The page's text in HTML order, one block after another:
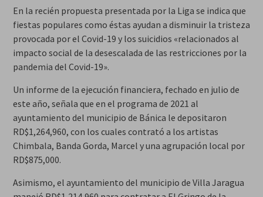
En la recién propuesta presentada por la Liga se indica que
fiestas populares como éstas ayudan a disminuir la tristeza
provocada por el Covid-19 y los suicidios «relacionados al
impacto social de la desescalada de las restricciones por la
pandemia del Covid-19».
Un informe de la ejecución financiera, fechado en julio de
este año, señala que en el programa de 2021 al
ayuntamiento del municipio de Bánica le depositaron
RD$1,264,960, con los cuales contrató a los artistas
Chimbala, Banda Gorda, Marcel y una agrupación local por
RD$875,000.
Asimismo, el ayuntamiento del municipio de Villa Jaragua